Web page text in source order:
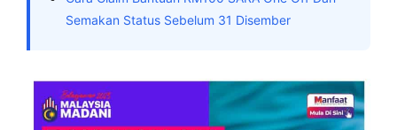
Semakan Status Sebelum 31 Disember